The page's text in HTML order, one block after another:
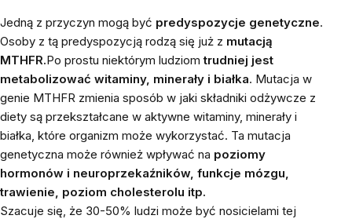
Jedną z przyczyn mogą być predyspozycje genetyczne.
Osoby z tą predyspozycją rodzą się już z mutacją
MTHFR.Po prostu niektórym ludziomtrudniej jest
metabolizować witaminy, minerały i białka. Mutacja w
genie MTHFR zmienia sposób w jaki składniki odżywcze z
diety są przekształcane w aktywne witaminy, minerały i
białka, które organizm może wykorzystać. Ta mutacja
genetyczna może również wpływać na poziomy
hormonów i neuroprzekaźników, funkcje mózgu,
trawienie, poziom cholesterolu itp.
Szacuje się, że 30-50% ludzi może być nosicielami tej